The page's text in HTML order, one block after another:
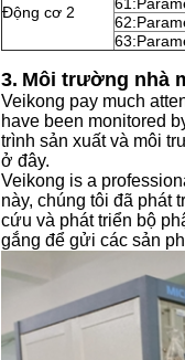
Động cơ 2
3. Môi trường nhà
Veikong pay much
have been monitored
trình sản xuất và môi
ở đây.
Veikong is a
này, chúng tôi đã phát
cứu và phát triển bộ
gắng để gửi các sản